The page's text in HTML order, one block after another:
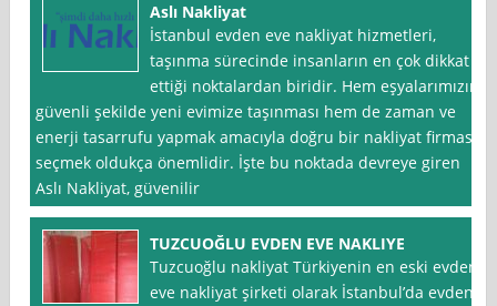
Aslı Nakliyat
İstanbul evden eve nakliyat hizmetleri,
taşınma sürecinde insanların en çok dikkat
ettiği noktalardan biridir. Hem eşyalarımızın
güvenli şekilde yeni evimize taşınması hem de zaman ve
enerji tasarrufu yapmak amacıyla doğru bir nakliyat firması
seçmek oldukça önemlidir. İşte bu noktada devreye giren
Aslı Nakliyat, güvenilir
TUZCUOĞLU EVDEN EVE NAKLIYE
Tuzcuoğlu nakliyat Türkiyenin en eski evden
eve nakliyat şirketi olarak İstanbul’da evden